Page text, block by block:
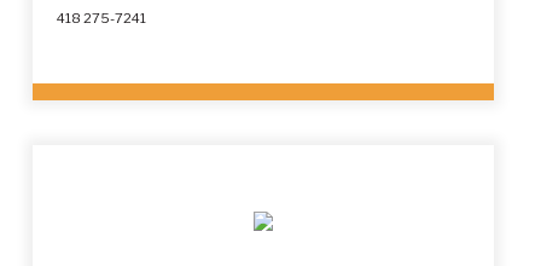
418 275-7241